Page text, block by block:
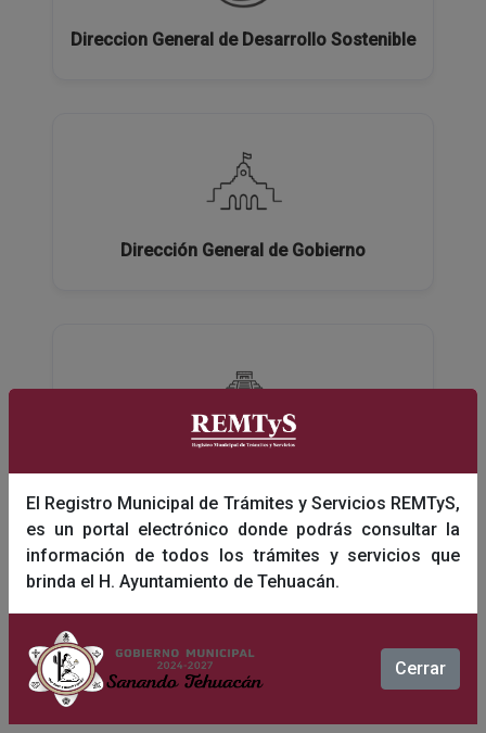
El Registro Municipal de Trámites y Servicios REMTyS,
es un portal electrónico donde podrás consultar la
información de todos los trámites y servicios que
brinda el H. Ayuntamiento de Tehuacán.
Cerrar
Direccion General de Desarrollo Sostenible
Dirección General de Gobierno
Ecología y Medio Ambiente